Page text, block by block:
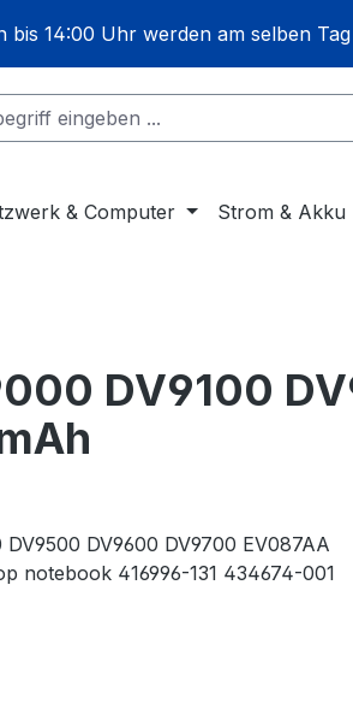
14:00 Uhr werden am selben
& Computer Strom & Akku
DV9100